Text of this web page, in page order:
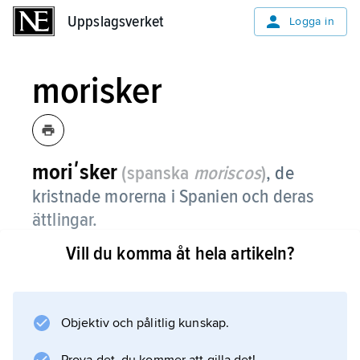
Uppslagsverket Logga in
morisker
moriʹsker (spanska moriscos), de
kristnade morerna i Spanien och deras
ättlingar.
Under det medeltida kristna
religionsfrihet. Efter 1492 övergavs emellertid
Vill du komma åt hela artikeln?
Objektiv och pålitlig kunskap.